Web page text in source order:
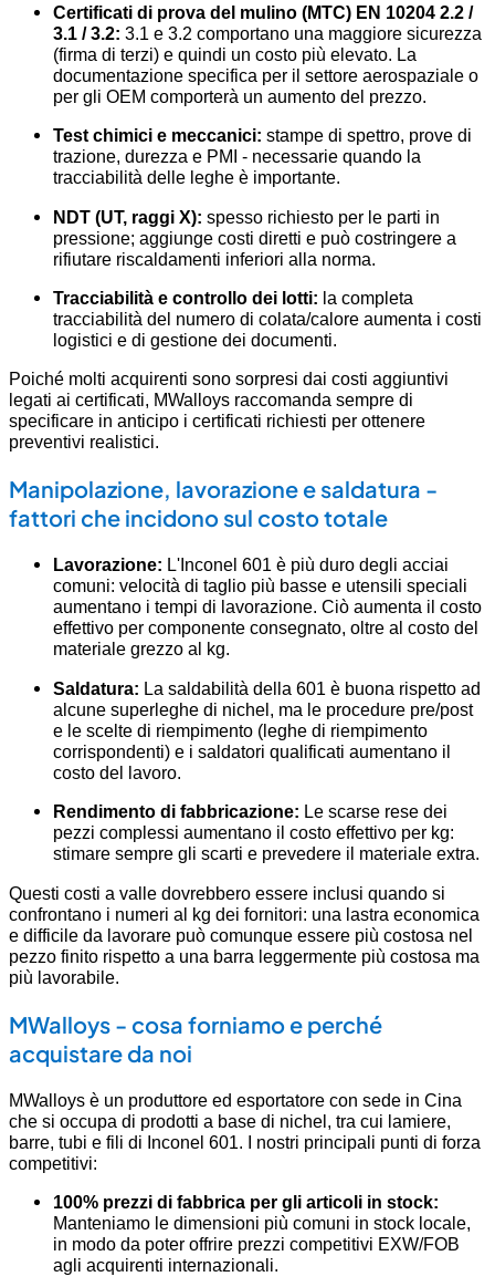
Certificati di prova del mulino (MTC) EN 10204 2.2 /
3.1 / 3.2: 3.1 e 3.2 comportano una maggiore sicurezza
(firma di terzi) e quindi un costo più elevato. La
documentazione specifica per il settore aerospaziale o
per gli OEM comporterà un aumento del prezzo.
Test chimici e meccanici: stampe di spettro, prove di
trazione, durezza e PMI - necessarie quando la
tracciabilità delle leghe è importante.
NDT (UT, raggi X): spesso richiesto per le parti in
pressione; aggiunge costi diretti e può costringere a
rifiutare riscaldamenti inferiori alla norma.
Tracciabilità e controllo dei lotti: la completa
tracciabilità del numero di colata/calore aumenta i costi
logistici e di gestione dei documenti.
Poiché molti acquirenti sono sorpresi dai costi aggiuntivi
legati ai certificati, MWalloys raccomanda sempre di
specificare in anticipo i certificati richiesti per ottenere
preventivi realistici.
Manipolazione, lavorazione e saldatura -
fattori che incidono sul costo totale
Lavorazione: L'Inconel 601 è più duro degli acciai
comuni: velocità di taglio più basse e utensili speciali
aumentano i tempi di lavorazione. Ciò aumenta il costo
effettivo per componente consegnato, oltre al costo del
materiale grezzo al kg.
Saldatura: La saldabilità della 601 è buona rispetto ad
alcune superleghe di nichel, ma le procedure pre/post
e le scelte di riempimento (leghe di riempimento
corrispondenti) e i saldatori qualificati aumentano il
costo del lavoro.
Rendimento di fabbricazione: Le scarse rese dei
pezzi complessi aumentano il costo effettivo per kg:
stimare sempre gli scarti e prevedere il materiale extra.
Questi costi a valle dovrebbero essere inclusi quando si
confrontano i numeri al kg dei fornitori: una lastra economica
e difficile da lavorare può comunque essere più costosa nel
pezzo finito rispetto a una barra leggermente più costosa ma
più lavorabile.
MWalloys - cosa forniamo e perché
acquistare da noi
MWalloys è un produttore ed esportatore con sede in Cina
che si occupa di prodotti a base di nichel, tra cui lamiere,
barre, tubi e fili di Inconel 601. I nostri principali punti di forza
competitivi:
100% prezzi di fabbrica per gli articoli in stock:
Manteniamo le dimensioni più comuni in stock locale,
in modo da poter offrire prezzi competitivi EXW/FOB
agli acquirenti internazionali.